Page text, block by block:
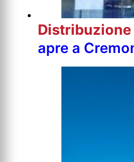
Distribuzione
apre a